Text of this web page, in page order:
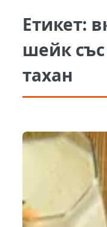
Етикет:
шейк
тахан